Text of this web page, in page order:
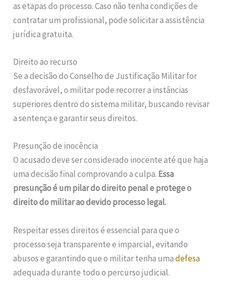
as etapas do processo. Caso não tenha condições de
contratar um profissional, pode solicitar a assistência
jurídica gratuita.
Direito ao recurso
Se a decisão do Conselho de Justificação Militar for
desfavorável, o militar pode recorrer a instâncias
superiores dentro do sistema militar, buscando revisar
a sentença e garantir seus direitos.
Presunção de inocência
O acusado deve ser considerado inocente até que haja
uma decisão final comprovando a culpa. Essa
presunção é um pilar do direito penal e protege o
direito do militar ao devido processo legal.
Respeitar esses direitos é essencial para que o
processo seja transparente e imparcial, evitando
abusos e garantindo que o militar tenha umadefesa
adequada durante todo o percurso judicial.